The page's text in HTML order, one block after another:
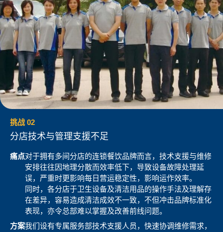
挑战 02
分店技术与管理支援不足
痛点对于拥有多间分店的连锁餐饮品牌而言，技术支援与维修
安排往往因地理分散而效率低下，导致设备故障处理延
误，严重时更影响每日营运稳定性，影响运作效率。
同时，各分店于卫生设备及清洁用品的操作手法及理解存
在差异，容易造成清洁成效不一致，不但冲击品牌标准化
表现，亦令总部难以掌握及改善前线问题。
方案我们设有专属服务部技术支援人员，快速协调维修需求，